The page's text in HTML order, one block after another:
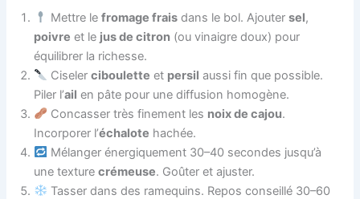
Mettre lefromage frais dans le bol. Ajoutersel,
poivre et le jus de citron (ou vinaigre doux) pour
équilibrer la richesse.
Ciselerciboulette et persil aussi fin que possible.
Piler l’ail en pâte pour une diffusion homogène.
Concasser très finement les noix de cajou.
Incorporer l’échalote hachée.
Mélanger énergiquement 30–40 secondes jusqu’à
une texturecrémeuse. Goûter et ajuster.
Tasser dans des ramequins. Repos conseillé 30–60